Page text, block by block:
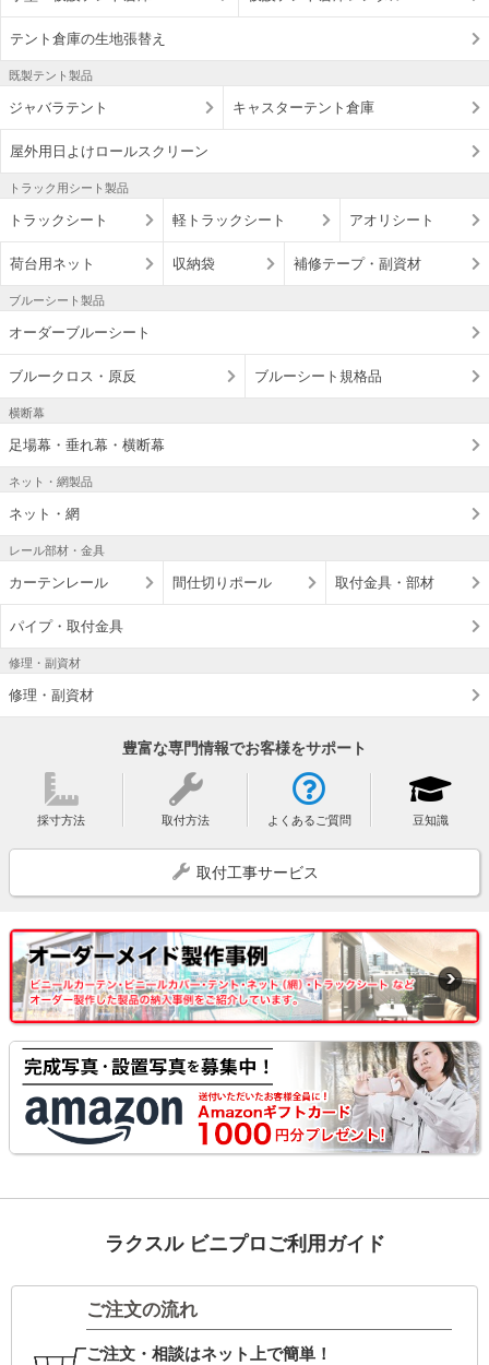
テント倉庫の生地張替え
既製テント製品
ジャバラテント キャスターテント倉庫
屋外用日よけロールスクリーン
トラック用シート製品
トラックシート 軽トラックシート アオリシート
荷台用ネット 収納袋 補修テープ・副資材
ブルーシート製品
オーダーブルーシート
ブルークロス・原反 ブルーシート規格品
横断幕
足場幕・垂れ幕・横断幕
ネット・網製品
ネット・網
レール部材・金具
カーテンレール 間仕切りポール 取付金具・部材
パイプ・取付金具
修理・副資材
修理・副資材
豊富な専門情報でお客様をサポート
採寸方法 取付方法 よくあるご質問 豆知識
取付工事サービス
ラクスル ビニプロご利用ガイド
ご注文の流れ
ご注文・相談はネット上で簡単！